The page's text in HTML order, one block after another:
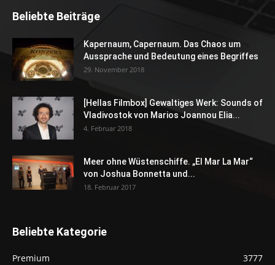
Beliebte Beiträge
Kapernaum, Capernaum. Das Chaos um
Aussprache und Bedeutung eines Begriffes
29. November 2018
[Hellas Filmbox] Gewaltiges Werk: Sounds of
Vladivostok von Marios Joannou Elia...
4. Februar 2018
Meer ohne Wüstenschiffe. „El Mar La Mar“
von Joshua Bonnetta und...
18. Februar 2017
Beliebte Kategorie
Premium
3777